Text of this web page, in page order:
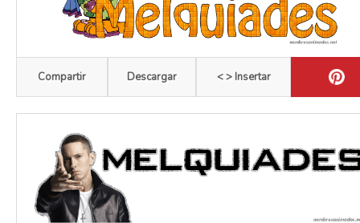
Compartir Descargar < > Insertar